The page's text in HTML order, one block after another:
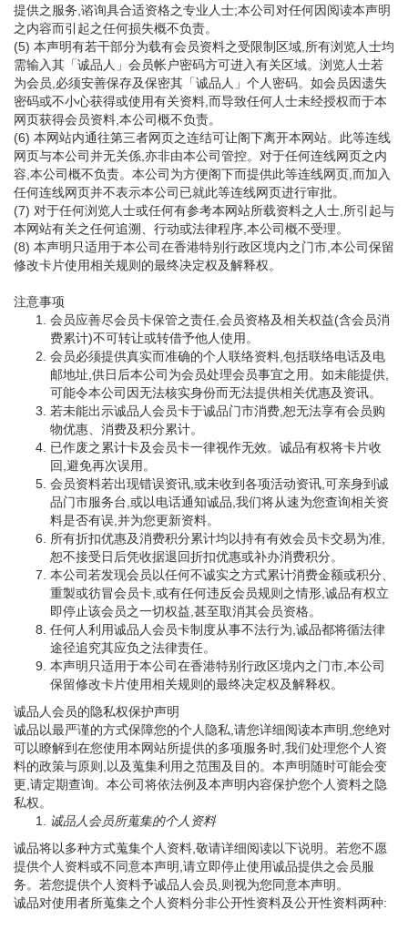
提供之服务,谘询具合适资格之专业人士;本公司对任何因阅读本声明
之内容而引起之任何损失概不负责。
(5) 本声明有若干部分为载有会员资料之受限制区域,所有浏览人士均
需输入其「诚品人」会员帐户密码方可进入有关区域。浏览人士若
为会员,必须安善保存及保密其「诚品人」个人密码。如会员因遗失
密码或不小心获得或使用有关资料,而导致任何人士未经授权而于本
网页获得会员资料,本公司概不负责。
(6) 本网站内通往第三者网页之连结可让阁下离开本网站。此等连线
网页与本公司并无关係,亦非由本公司管控。对于任何连线网页之内
容,本公司概不负责。本公司为方便阁下而提供此等连线网页,而加入
任何连线网页并不表示本公司已就此等连线网页进行审批。
(7) 对于任何浏览人士或任何有参考本网站所载资料之人士,所引起与
本网站有关之任何追溯、行动或法律程序,本公司概不受理。
(8) 本声明只适用于本公司在香港特别行政区境内之门市,本公司保留
修改卡片使用相关规则的最终决定权及解释权。
注意事项
会员应善尽会员卡保管之责任,会员资格及相关权益(含会员消
费累计)不可转让或转借予他人使用。
会员必须提供真实而准确的个人联络资料,包括联络电话及电
邮地址,供日后本公司为会员处理会员事宜之用。如未能提供,
可能令本公司因无法核实身份而无法提供相关优惠及资讯。
若未能出示诚品人会员卡于诚品门市消费,恕无法享有会员购
物优惠、消费及积分累计。
已作废之累计卡及会员卡一律视作无效。诚品有权将卡片收
回,避免再次误用。
会员资料若出现错误资讯,或未收到各项活动资讯,可亲身到诚
品门市服务台,或以电话通知诚品,我们将从速为您查询相关资
料是否有误,并为您更新资料。
所有折扣优惠及消费积分累计均以持有有效会员卡交易为准,
恕不接受日后凭收据退回折扣优惠或补办消费积分。
本公司若发现会员以任何不诚实之方式累计消费金额或积分、
重製或彷冒会员卡,或有任何违反会员规则之情形,诚品有权立
即停止该会员之一切权益,甚至取消其会员资格。
任何人利用诚品人会员卡制度从事不法行为,诚品都将循法律
途径追究其应负之法律责任。
本声明只适用于本公司在香港特别行政区境内之门市,本公司
保留修改卡片使用相关规则的最终决定权及解释权。
诚品人会员的隐私权保护声明
诚品以最严谨的方式保障您的个人隐私,请您详细阅读本声明,您绝对
可以瞭解到在您使用本网站所提供的多项服务时,我们处理您个人资
料的政策与原则,以及蒐集利用之范围及目的。本声明随时可能会变
更,请定期查询。本公司将依法例及本声明内容保护您个人资料之隐
私权。
诚品人会员所蒐集的个人资料
诚品将以多种方式蒐集个人资料,敬请详细阅读以下说明。若您不愿
提供个人资料或不同意本声明,请立即停止使用诚品提供之会员服
务。若您提供个人资料予诚品人会员,则视为您同意本声明。
诚品对使用者所蒐集之个人资料分非公开性资料及公开性资料两种: